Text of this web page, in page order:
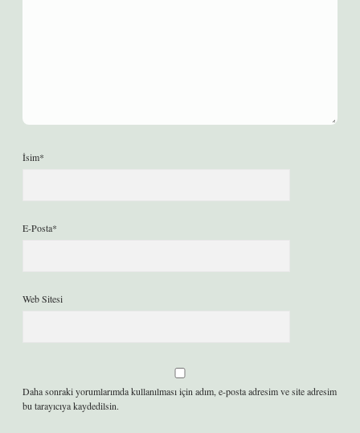
İsim*
E-Posta*
Web Sitesi
Daha sonraki yorumlarımda kullanılması için adım, e-posta adresim ve site adresim
bu tarayıcıya kaydedilsin.